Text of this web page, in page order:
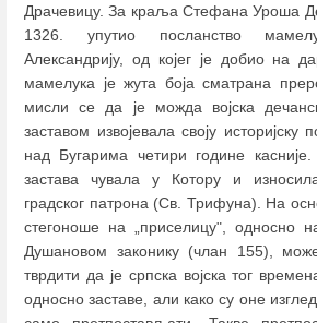
Драчевицу. За краља Стефана Уроша
1326. упутио посланство
Александрију, од којег је добио на
мамелука је жута боја сматрана
мисли се да је можда војска
заставом извојевала своју
над Бугарима четири године
застава чувала у Котору и
градског патрона (Св. Трифуна). На
стегоноше на „приселицу", односно
Душановом законику (члан 155),
тврдити да је српска војска тог
односно заставе, али како су оне